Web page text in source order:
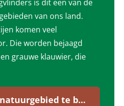
is dit een van de
van ons land.
komen veel
Die worden bejaagd
grauwe klauwier, die
Help ons dit natuurgebied te beheren